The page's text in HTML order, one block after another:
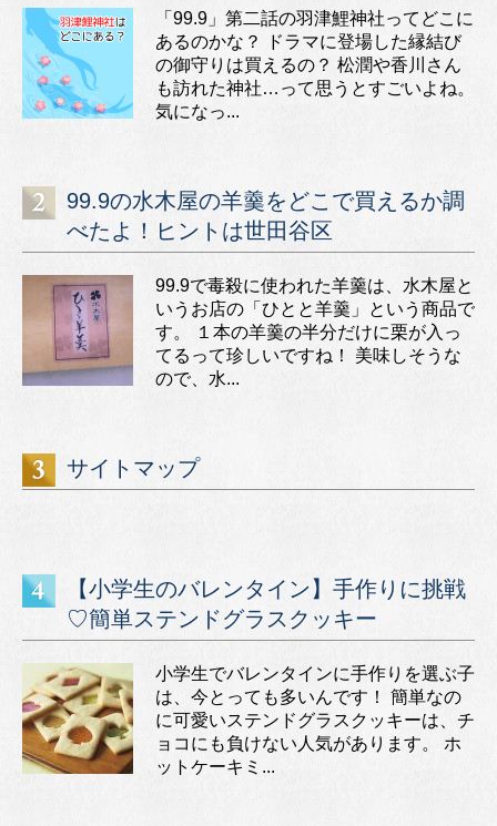
「99.9」第二話の羽津鯉神社ってどこに
あるのかな？ ドラマに登場した縁結び
の御守りは買えるの？ 松潤や香川さん
も訪れた神社…って思うとすごいよね。
気になっ...
99.9の水木屋の羊羹をどこで買えるか調
べたよ！ヒントは世田谷区
99.9で毒殺に使われた羊羹は、水木屋と
いうお店の「ひとと羊羹」という商品で
す。 １本の羊羹の半分だけに栗が入っ
てるって珍しいですね！ 美味しそうな
ので、水...
サイトマップ
【小学生のバレンタイン】手作りに挑戦
♡簡単ステンドグラスクッキー
小学生でバレンタインに手作りを選ぶ子
は、今とっても多いんです！ 簡単なの
に可愛いステンドグラスクッキーは、チ
ョコにも負けない人気があります。 ホ
ットケーキミ...